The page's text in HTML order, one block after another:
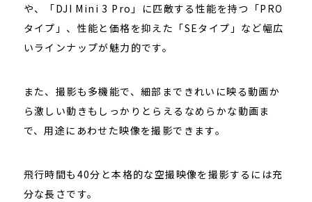
や、「DJI Mini 3 Pro」に匹敵する性能を持つ「PRO
タイプ」、性能と価格を抑えた「SEタイプ」など幅広
いラインナップが魅力的です。
また、撮影も多機能で、細部まできれいに映る動画か
ら激しい動きもしっかりとらえるなめらかな動画ま
で、用途にあわせた映像を撮影できます。
飛行時間も40分と本格的な空撮映像を撮影するには充
分な長さです。